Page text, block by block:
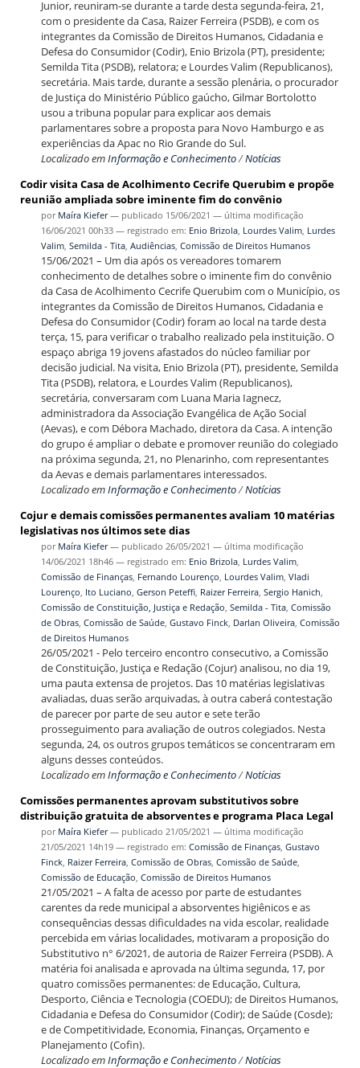
Junior, reuniram-se durante a tarde desta segunda-feira, 21,
com o presidente da Casa, Raizer Ferreira (PSDB), e com os
integrantes da Comissão de Direitos Humanos, Cidadania e
Defesa do Consumidor (Codir), Enio Brizola (PT), presidente;
Semilda Tita (PSDB), relatora; e Lourdes Valim (Republicanos),
secretária. Mais tarde, durante a sessão plenária, o procurador
de Justiça do Ministério Público gaúcho, Gilmar Bortolotto
usou a tribuna popular para explicar aos demais
parlamentares sobre a proposta para Novo Hamburgo e as
experiências da Apac no Rio Grande do Sul.
Localizado emInformação e Conhecimento/Notícias
Codir visita Casa de Acolhimento Cecrife Querubim e propõe
reunião ampliada sobre iminente fim do convênio
por Maíra Kiefer — publicado 15/06/2021 — última modificação
16/06/2021 00h33 — registrado em: Enio Brizola, Lourdes Valim, Lurdes
Valim, Semilda - Tita, Audiências, Comissão de Direitos Humanos
15/06/2021 – Um dia após os vereadores tomarem
conhecimento de detalhes sobre o iminente fim do convênio
da Casa de Acolhimento Cecrife Querubim com o Município, os
integrantes da Comissão de Direitos Humanos, Cidadania e
Defesa do Consumidor (Codir) foram ao local na tarde desta
terça, 15, para verificar o trabalho realizado pela instituição. O
espaço abriga 19 jovens afastados do núcleo familiar por
decisão judicial. Na visita, Enio Brizola (PT), presidente, Semilda
Tita (PSDB), relatora, e Lourdes Valim (Republicanos),
secretária, conversaram com Luana Maria Iagnecz,
administradora da Associação Evangélica de Ação Social
(Aevas), e com Débora Machado, diretora da Casa. A intenção
do grupo é ampliar o debate e promover reunião do colegiado
na próxima segunda, 21, no Plenarinho, com representantes
da Aevas e demais parlamentares interessados.
Localizado emInformação e Conhecimento/Notícias
Cojur e demais comissões permanentes avaliam 10 matérias
legislativas nos últimos sete dias
por Maíra Kiefer — publicado 26/05/2021 — última modificação
14/06/2021 18h46 — registrado em: Enio Brizola, Lurdes Valim,
Comissão de Finanças, Fernando Lourenço, Lourdes Valim, Vladi
Lourenço, Ito Luciano, Gerson Peteffi, Raizer Ferreira, Sergio Hanich,
Comissão de Constituição, Justiça e Redação, Semilda - Tita, Comissão
de Obras, Comissão de Saúde, Gustavo Finck, Darlan Oliveira, Comissão
de Direitos Humanos
26/05/2021 - Pelo terceiro encontro consecutivo, a Comissão
de Constituição, Justiça e Redação (Cojur) analisou, no dia 19,
uma pauta extensa de projetos. Das 10 matérias legislativas
avaliadas, duas serão arquivadas, à outra caberá contestação
de parecer por parte de seu autor e sete terão
prosseguimento para avaliação de outros colegiados. Nesta
segunda, 24, os outros grupos temáticos se concentraram em
alguns desses conteúdos.
Localizado emInformação e Conhecimento/Notícias
Comissões permanentes aprovam substitutivos sobre
distribuição gratuita de absorventes e programa Placa Legal
por Maíra Kiefer — publicado 21/05/2021 — última modificação
21/05/2021 14h19 — registrado em: Comissão de Finanças, Gustavo
Finck, Raizer Ferreira, Comissão de Obras, Comissão de Saúde,
Comissão de Educação Comissão de Direitos Humanos
21/05/2021 – A falta de acesso por parte de estudantes
carentes da rede municipal a absorventes higiênicos e as
consequências dessas dificuldades na vida escolar, realidade
percebida em várias localidades, motivaram a proposição do
Substitutivo n° 6/2021, de autoria de Raizer Ferreira (PSDB). A
matéria foi analisada e aprovada na última segunda, 17, por
quatro comissões permanentes: de Educação, Cultura,
Desporto, Ciência e Tecnologia (COEDU); de Direitos Humanos,
Cidadania e Defesa do Consumidor (Codir); de Saúde (Cosde);
e de Competitividade, Economia, Finanças, Orçamento e
Planejamento (Cofin).
Localizado emInformação e Conhecimento/Notícias